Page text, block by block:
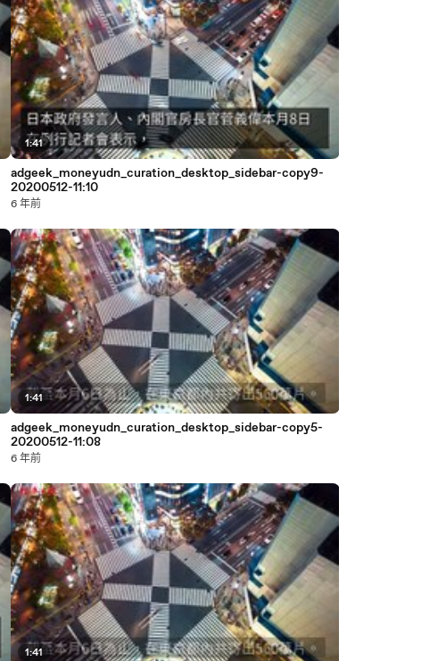
1:41
adgeek_moneyudn_curation_desktop_sidebar-copy9-
20200512-11:10
6 年前
1:41
adgeek_moneyudn_curation_desktop_sidebar-copy5-
20200512-11:08
6 年前
1:41